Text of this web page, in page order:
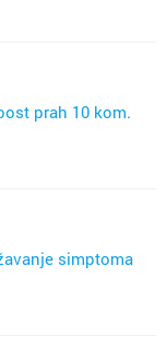
prah 10 kom.
simptoma